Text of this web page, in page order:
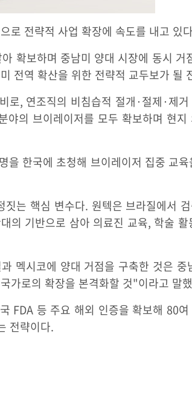
로 전략적 사업 확장에 속도를 내고 있
확보하며 중남미 양대 시장에 동시 거
전역 확산을 위한 전략적 교두보가 될
, 연조직의 비침습적 절개·절제·제
의 브이레이저를 모두 확보하며 현
한국에 초청해 브이레이저 집중 교
는 핵심 변수다. 원텍은 브라질에서
기반으로 삼아 의료진 교육, 학술
멕시코에 양대 거점을 구축한 것은
가로의 확장을 본격화할 것"이라고 말
FDA 등 주요 해외 인증을 확보해 80
전략이다.